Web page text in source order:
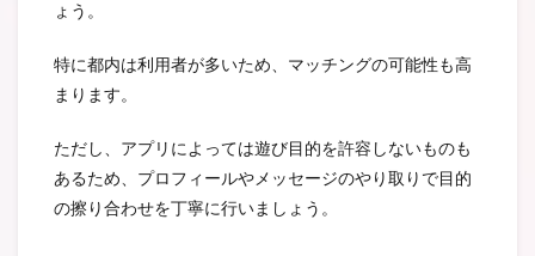
ょう。
特に都内は利用者が多いため、マッチングの可能性も高
まります。
ただし、アプリによっては遊び目的を許容しないものも
あるため、プロフィールやメッセージのやり取りで目的
の擦り合わせを丁寧に行いましょう。